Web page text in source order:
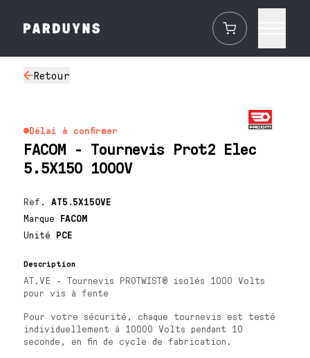
Retour
Délai à confirmer
FACOM - Tournevis Prot2 Elec
5.5X150 1000V
Ref.AT5.5X150VE
Marque FACOM
Unité PCE
Description
AT.VE - Tournevis PROTWIST® isolés 1000 Volts
pour vis à fente
Pour votre sécurité, chaque tournevis est testé
individuellement à 10000 Volts pendant 10
seconde, en fin de cycle de fabrication.